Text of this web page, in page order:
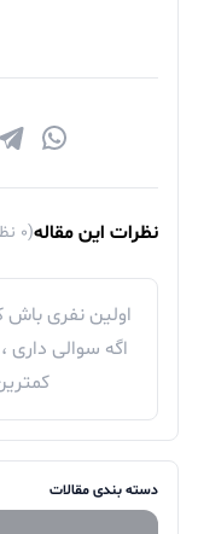
دسته بندی مقالات
نظرات این مقاله(0 نظر)
اولین نفری باش
اگه سوالی داری